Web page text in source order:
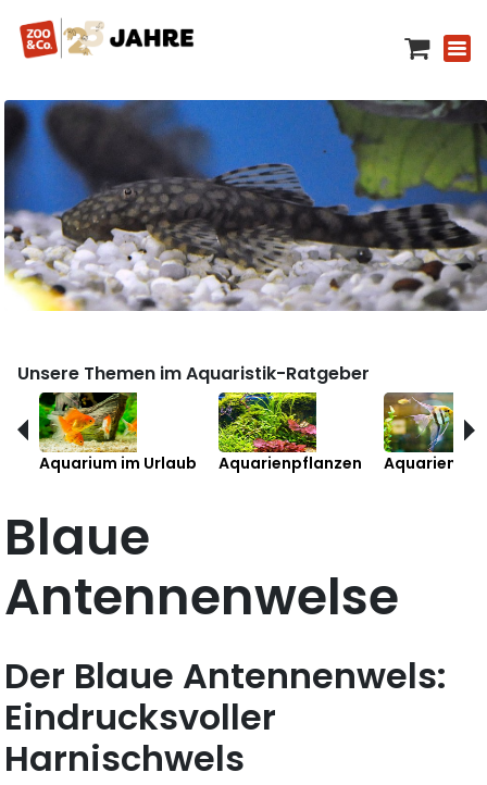
Unsere Themen im Aquaristik-Ratgeber
Aquarium im Urlaub Aquarienpflanzen
Blaue
Antennenwelse
Der Blaue Antennenwels:
Eindrucksvoller
Harnischwels